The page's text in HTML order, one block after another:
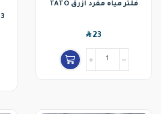
فلتر مياه مفرد أزرق TATO
SAR23